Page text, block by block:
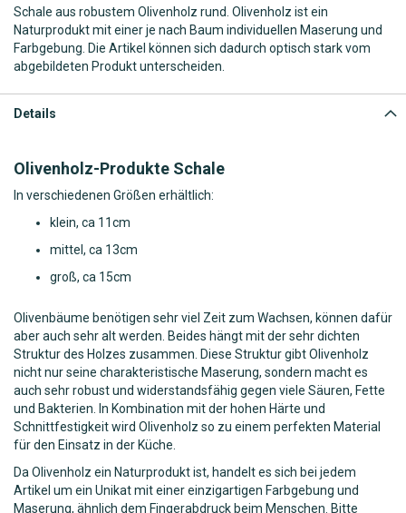
Schale aus robustem Olivenholz rund. Olivenholz ist ein
Naturprodukt mit einer je nach Baum individuellen Maserung und
Farbgebung. Die Artikel können sich dadurch optisch stark vom
abgebildeten Produkt unterscheiden.
Details
Olivenholz-Produkte Schale
In verschiedenen Größen erhältlich:
klein, ca 11cm
mittel, ca 13cm
groß, ca 15cm
Olivenbäume benötigen sehr viel Zeit zum Wachsen, können dafür
aber auch sehr alt werden. Beides hängt mit der sehr dichten
Struktur des Holzes zusammen. Diese Struktur gibt Olivenholz
nicht nur seine charakteristische Maserung, sondern macht es
auch sehr robust und widerstandsfähig gegen viele Säuren, Fette
und Bakterien. In Kombination mit der hohen Härte und
Schnittfestigkeit wird Olivenholz so zu einem perfekten Material
für den Einsatz in der Küche.
Da Olivenholz ein Naturprodukt ist, handelt es sich bei jedem
Artikel um ein Unikat mit einer einzigartigen Farbgebung und
Maserung, ähnlich dem Fingerabdruck beim Menschen. Bitte